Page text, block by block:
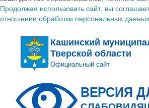
Продолжая использовать сайт, вы
отношении обработки персональных